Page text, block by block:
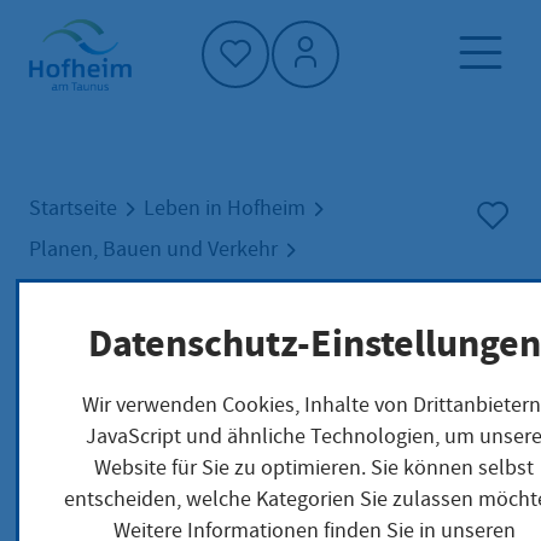
Startseite"
Startseite
Leben in Hofheim
Planen, Bauen und Verkehr
Verkehr und Nahmobilität
Sanierung des Ringverkehrs in der Hofheimer
Kernstadt
Sanierung des
Ringverkehrs in der
Datenschutz-Einstellungen
Wir verwenden Cookies, Inhalte von
JavaScript und ähnliche Technologien, um unsere
Website für Sie zu optimieren. Sie können selbst
entscheiden, welche Kategorien Sie zulassen
Weitere Informationen finden Sie in unseren